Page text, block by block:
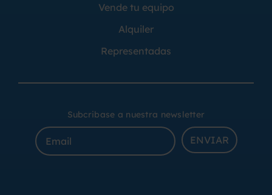
Vende tu equipo
Alquiler
Representadas
Subcribase a nuestra newsletter
ENVIAR